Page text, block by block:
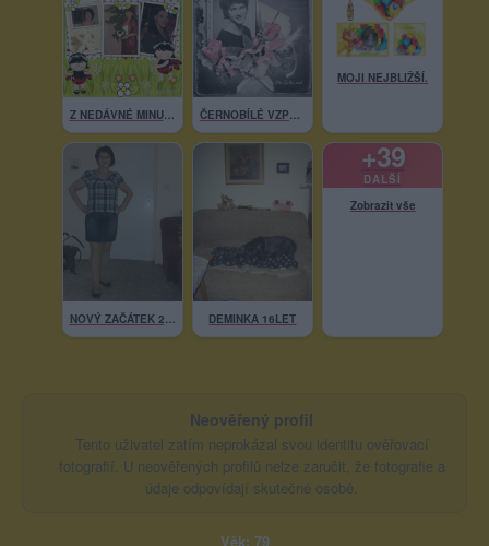
Z NEDÁVNÉ MINULOSTI. ČERNOBÍLÉ VZPOMÍNKY.
MOJI NEJBLIŽŠÍ.
NOVÝ ZAČÁTEK 2014 DEMINKA 16LET
+39
DALŠÍ
Zobrazit vše
Neověřený profil
Tento uživatel zatím neprokázal svou identitu ověřovací
fotografií. U neověřených profilů nelze zaručit, že fotografie a
údaje odpovídají skutečné osobě.
Věk: 79